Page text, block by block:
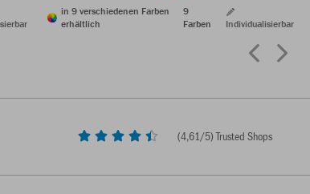
in 9 verschiedenen Farben
erhältlich
9
Farben
Individualisierbar
(4,61/5) Trusted Shops